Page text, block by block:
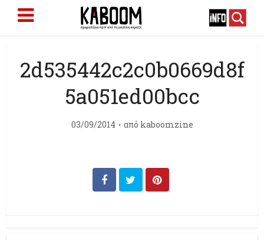
2d535442c2c0b0669d8f
5a051ed00bcc
03/09/2014 από kaboomzine